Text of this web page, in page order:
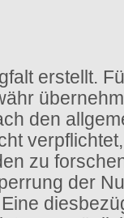
erstellt.
den
zu
der